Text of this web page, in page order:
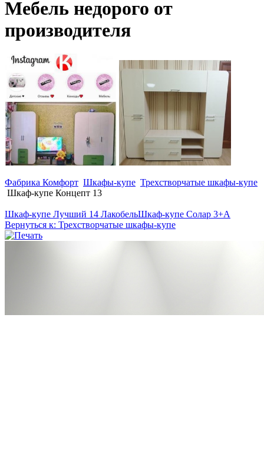
Мебель недорого от
производителя
Фабрика Комфорт Шкафы-купе Трехстворчатые шкафы-купе
Шкаф-купе Концепт 13
Шкаф-купе Лучший 14 ЛакобельШкаф-купе Солар 3+А
Вернуться к: Трехстворчатые шкафы-купе